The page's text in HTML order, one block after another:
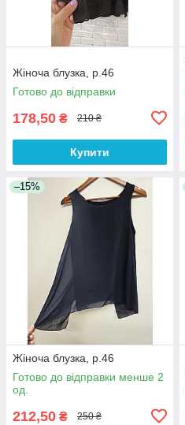
Жіноча блузка, р.46
Готово до відправки
178,50 ₴ 210 ₴
Купити
–15%
Жіноча блузка, р.46
Готово до відправки менше 2
од.
212,50 ₴ 250 ₴